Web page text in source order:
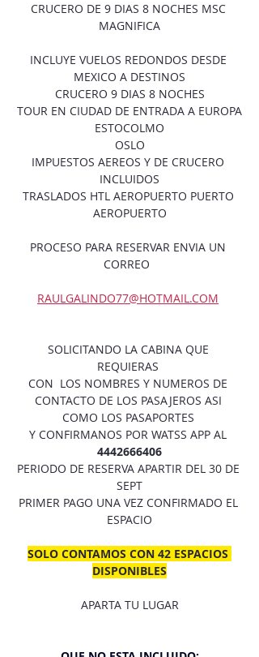
CRUCERO DE 9 DIAS 8 NOCHES MSC
MAGNIFICA
INCLUYE VUELOS REDONDOS DESDE
MEXICO A DESTINOS
CRUCERO 9 DIAS 8 NOCHES
TOUR EN CIUDAD DE ENTRADA A EUROPA
ESTOCOLMO
OSLO
IMPUESTOS AEREOS Y DE CRUCERO
INCLUIDOS
TRASLADOS HTL AEROPUERTO PUERTO
AEROPUERTO
PROCESO PARA RESERVAR ENVIA UN
CORREO
RAULGALINDO77@HOTMAIL.COM
SOLICITANDO LA CABINA QUE
REQUIERAS
CON  LOS NOMBRES Y NUMEROS DE
CONTACTO DE LOS PASAJEROS ASI
COMO LOS PASAPORTES
Y CONFIRMANOS POR WATSS APP AL
4442666406
PERIODO DE RESERVA APARTIR DEL 30 DE
SEPT
PRIMER PAGO UNA VEZ CONFIRMADO EL
ESPACIO
SOLO CONTAMOS CON 42 ESPACIOS
DISPONIBLES
APARTA TU LUGAR